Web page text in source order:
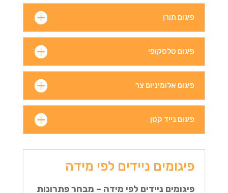
פיגום תורן
פיגום טלסקופי
פיגום אלומיניום צר
פיגום נייד קטן
פיגומים ניידים לפי מידה
פיגומים ניידים לפי מידה – מבחר פתרונות